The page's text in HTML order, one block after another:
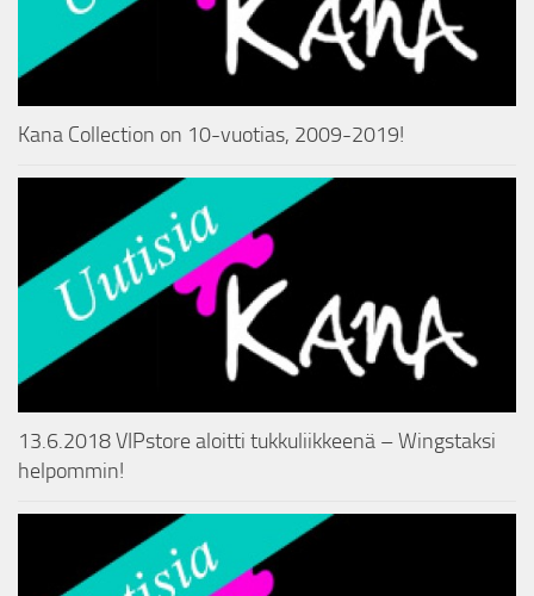
Kana Collection on 10-vuotias, 2009-2019!
13.6.2018 VIPstore aloitti tukkuliikkeenä – Wingstaksi
helpommin!